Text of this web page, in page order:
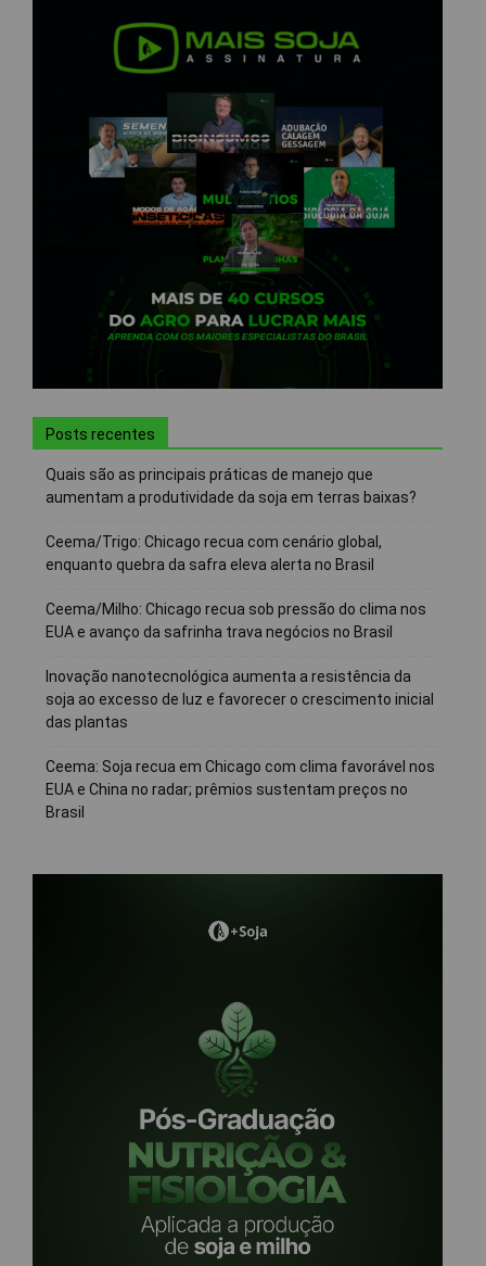
Posts recentes
Quais são as principais práticas de manejo que
aumentam a produtividade da soja em terras baixas?
Ceema/Trigo: Chicago recua com cenário global,
enquanto quebra da safra eleva alerta no Brasil
Ceema/Milho: Chicago recua sob pressão do clima nos
EUA e avanço da safrinha trava negócios no Brasil
Inovação nanotecnológica aumenta a resistência da
soja ao excesso de luz e favorecer o crescimento inicial
das plantas
Ceema: Soja recua em Chicago com clima favorável nos
EUA e China no radar; prêmios sustentam preços no
Brasil